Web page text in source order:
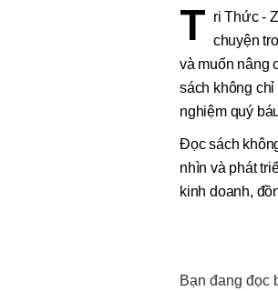
T ri Thức -
chuyện
và muốn nâng
sách không
nghiệm quý
Đọc sách
nhìn và phát
kinh doanh,
Bạn đang đọc